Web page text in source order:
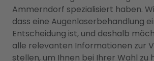
Ammerndorf spezialisiert haben.
dass eine Augenlaserbehandlung
Entscheidung ist, und deshalb
alle relevanten Informationen zur
stellen, um Ihnen bei Ihrer Wahl zu